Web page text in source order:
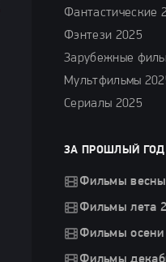
Фантастические
Фэнтези 2025
Зарубежные
Мультфильмы
Сериалы 2025
ЗА ПРОШЛЫЙ ГОД
Фильмы весны
Фильмы лета
Фильмы осени